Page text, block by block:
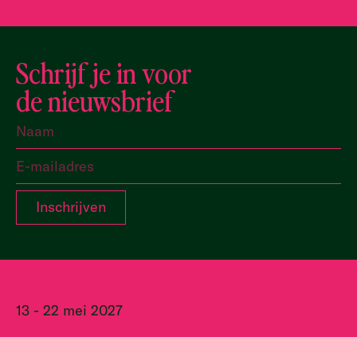
Schrijf je in voor
de nieuwsbrief
13 - 22 mei 2027